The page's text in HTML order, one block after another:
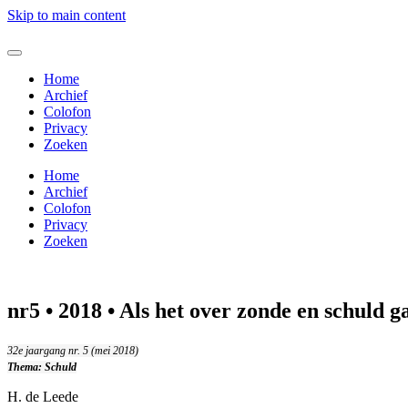
Skip to main content
Home
Archief
Colofon
Privacy
Zoeken
Home
Archief
Colofon
Privacy
Zoeken
nr5 • 2018 • Als het over zonde en schuld
32e jaargang nr. 5 (mei 2018)
Thema: Schuld
H. de Leede